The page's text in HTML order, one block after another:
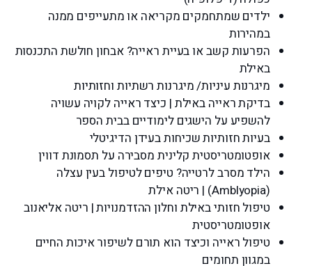
ילדים שמתחמקים מקריאה או מתעייפים ממנה
במהירות
הפרעות קשב או בעיית ראייה? אבחון חולשת התכנסות
באילת
מיגרנות עיניות/ מיגרנות רשתיות וחזותיות
בדיקת ראייה באילת | כיצד ראייה לקויה עשויה
להשפיע על הישגים לימודיים בבית הספר
בעיות חזותיות שכיחות בעידן הדיגיטלי
אופטומטריסטית קלינית מסבירה על תסמונת דווין
הילד מסרב לרטייה? טיפים לטיפול בעין עצלה
(Amblyopia) | ריטה אילת
טיפול חזותי באילת וחלון ההזדמנויות | ריטה אליאנוב
אופטומטריסטית
טיפול ראייה וכיצד הוא תורם לשיפור איכות החיים
במגוון תחומים